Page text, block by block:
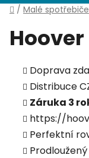
Domů
/ Malé spotřebiče
Hoover
Doprava
Distribuce
Záruka 3
https://
Perfektní